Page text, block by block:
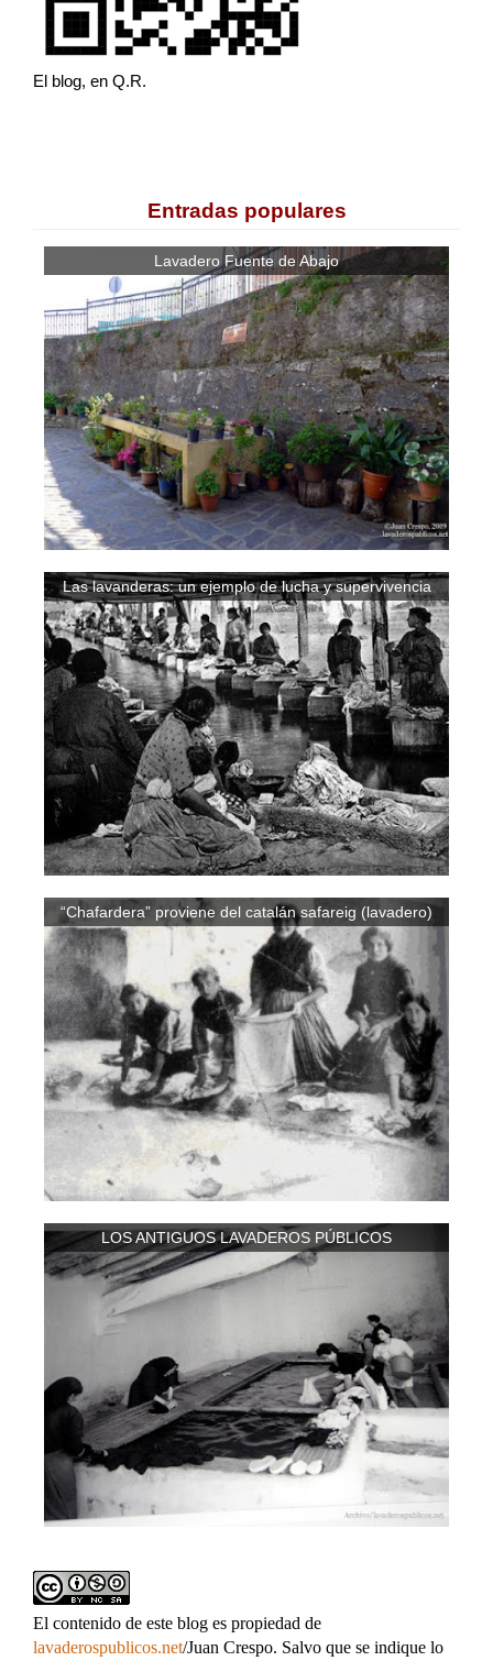
El blog, en Q.R.
Entradas populares
Lavadero Fuente de Abajo
Las lavanderas: un ejemplo de lucha y supervivencia
“Chafardera” proviene del catalán safareig (lavadero)
LOS ANTIGUOS LAVADEROS PÚBLICOS
El contenido de este blog es propiedad de
lavaderospublicos.net/Juan Crespo. Salvo que se indique lo